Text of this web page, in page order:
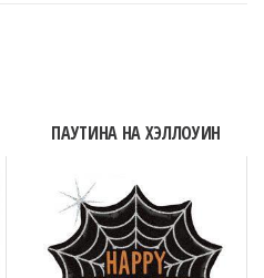
ПАУТИНА НА ХЭЛЛОУИН